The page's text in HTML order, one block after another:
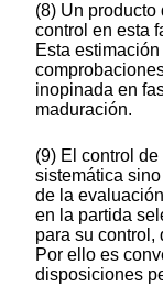
(8) Un producto
control en esta
Esta
inopinada en
maduración.
(9) El control
sistemática
de la
en la partida
para su control,
Por ello es
disposiciones